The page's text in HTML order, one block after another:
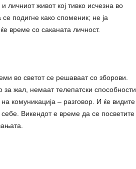
личниот живот кој тивко исчезна во
подигне како споменик; не ја
време со саканата личност.
во светот се решаваат со зборови.
за жал, немаат телепатски способности.
комуникација – разговор. И ќе видите
Викендот е време да се посветите